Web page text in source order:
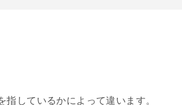
しているかによって違います。